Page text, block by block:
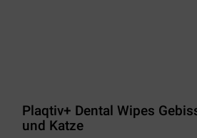
Plaqtiv+ Dental Wipes
und Katze